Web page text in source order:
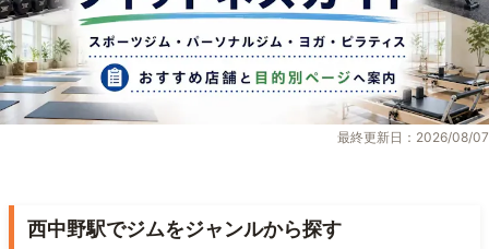
最終更新日：2026/08/07
西中野駅でジムをジャンルから探す